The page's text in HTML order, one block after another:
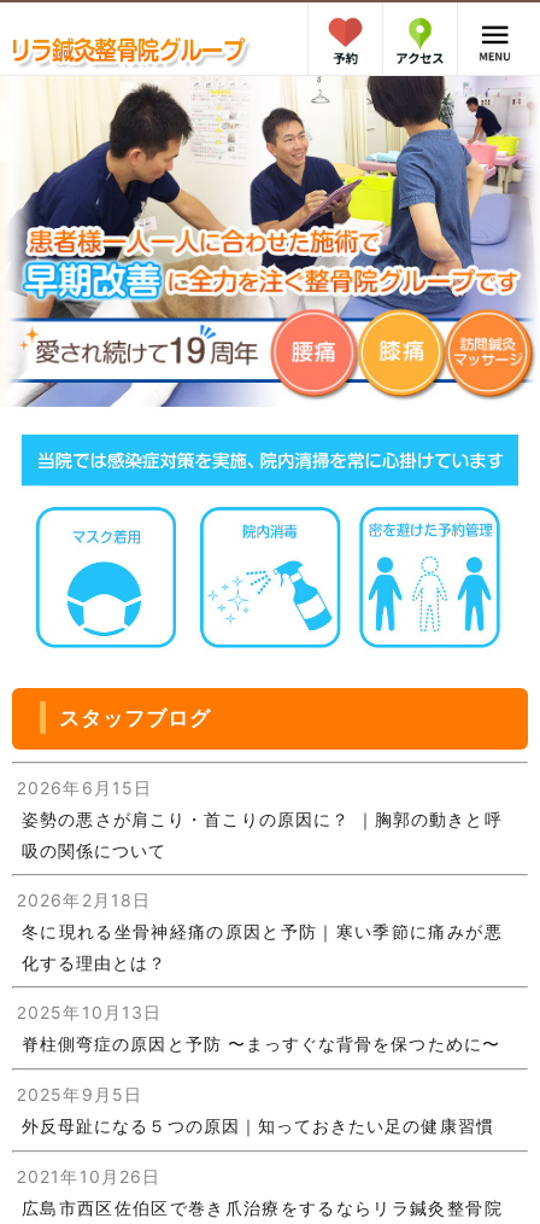
スタッフブログ
2026年6月15日
姿勢の悪さが肩こり・首こりの原因に？ ｜胸郭の動きと呼
吸の関係について
2026年2月18日
冬に現れる坐骨神経痛の原因と予防｜寒い季節に痛みが悪
化する理由とは？
2025年10月13日
脊柱側弯症の原因と予防 〜まっすぐな背骨を保つために〜
2025年9月5日
外反母趾になる５つの原因｜知っておきたい足の健康習慣
2021年10月26日
広島市西区佐伯区で巻き爪治療をするならリラ鍼灸整骨院